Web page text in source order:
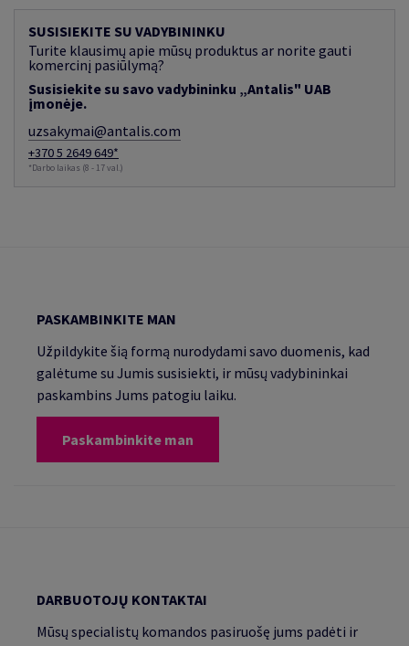
SUSISIEKITE SU VADYBININKU
Turite klausimų apie mūsų produktus ar norite gauti
komercinį pasiūlymą?
Susisiekite su savo vadybininku „Antalis" UAB
įmonėje.
uzsakymai@antalis.com
+370 5 2649 649*
*Darbo laikas (8 - 17 val.)
PASKAMBINKITE MAN
Užpildykite šią formą nurodydami savo duomenis, kad
galėtume su Jumis susisiekti, ir mūsų vadybininkai
paskambins Jums patogiu laiku.
Paskambinkite man
DARBUOTOJŲ KONTAKTAI
Mūsų specialistų komandos pasiruošę jums padėti ir